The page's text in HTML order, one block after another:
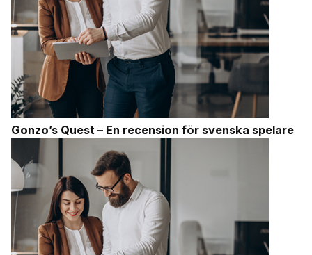
Gonzo’s Quest – En recension för svenska spelare